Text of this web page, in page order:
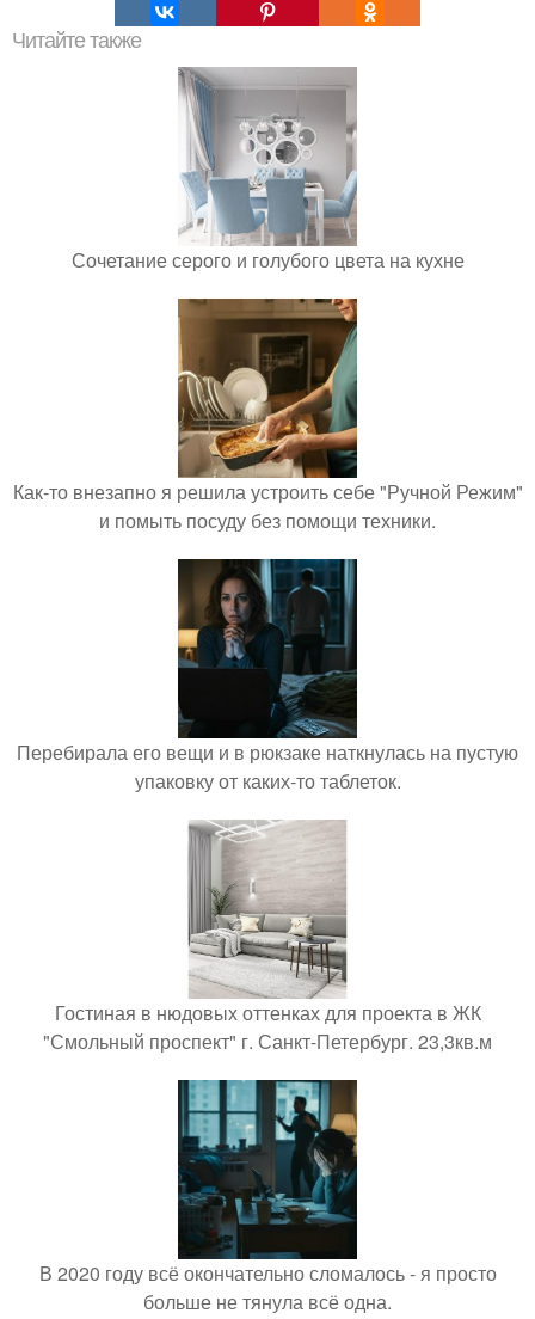
Читайте также
Сочетание серого и голубого цвета на кухне
Как-то внезапно я решила устроить себе "Ручной Режим"
и помыть посуду без помощи техники.
Перебирала его вещи и в рюкзаке наткнулась на пустую
упаковку от каких-то таблеток.
Гостиная в нюдовых оттенках для проекта в ЖК
"Смольный проспект" г. Санкт-Петербург. 23,3кв.м
В 2020 году всё окончательно сломалось - я просто
больше не тянула всё одна.